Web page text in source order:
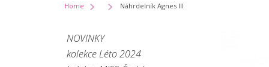
Home Náhrdelník Agnes III
NOVINKY
kolekce Léto 2024